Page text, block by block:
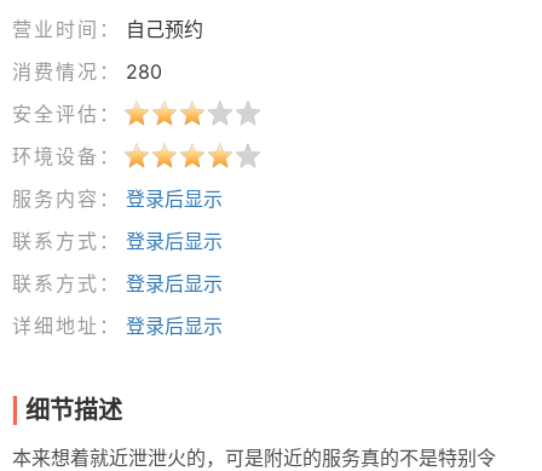
营业时间：
自己预约
消费情况：
280
安全评估：
环境设备：
服务内容：
登录后显示
联系方式：
登录后显示
联系方式：
登录后显示
详细地址：
登录后显示
细节描述
本来想着就近泄泄火的，可是附近的服务真的不是特别令